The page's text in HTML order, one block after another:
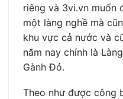
riêng và 3vi.vn muốn
một làng nghề mà
khu vực cả nước và
năm nay chính là
Gành Đỏ.
Theo như được công